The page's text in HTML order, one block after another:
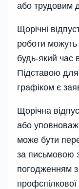
або трудовим
Щорічні
роботи можуть
будь-який час
Підставою
графіком є
Щорічна
або
може бути
за письмовою
погодженням
профспілкової